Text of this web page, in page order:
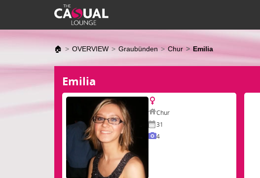
🏠 OVERVIEW Graubünden Chur Emilia
Emilia
Chur
31
4